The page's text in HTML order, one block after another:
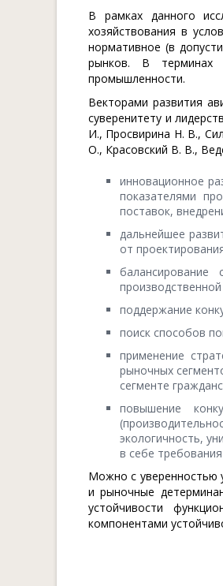
В рамках данного
хозяйствования в
нормативное (в
рынков. В терминах
промышленности.
Векторами развития
суверенитету и
И., Просвирина Н. В.,
О., Красовский В. В.,
инновационное
показателями
поставок,
дальнейшее
от
поддержание
поиск способов
применение
рыночных
сегменте
повышение
экологичность,
в себе
Можно с уверенностью
и рыночные
устойчивости
компонентами